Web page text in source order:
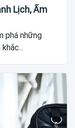
Lịch, Ấm
phá những